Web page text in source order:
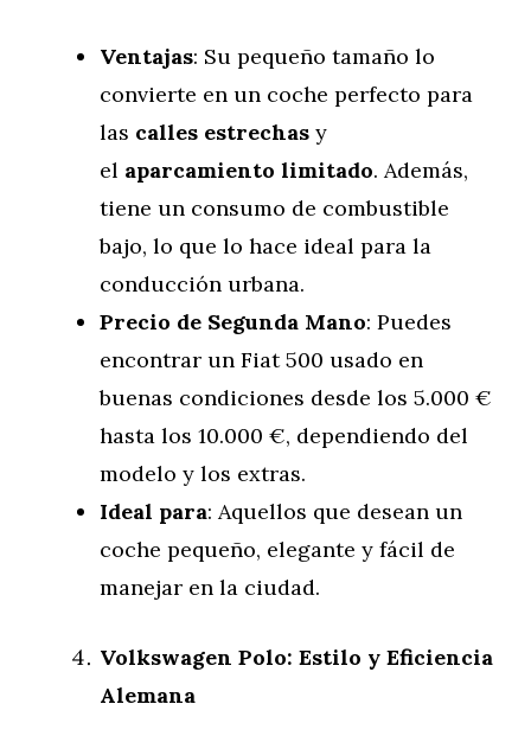
Ventajas: Su pequeño tamaño lo
convierte en un coche perfecto para
las calles estrechas y
el aparcamiento limitado. Además,
tiene un consumo de combustible
bajo, lo que lo hace ideal para la
conducción urbana.
Precio de Segunda Mano: Puedes
encontrar un Fiat 500 usado en
buenas condiciones desde los 5.000 €
hasta los 10.000 €, dependiendo del
modelo y los extras.
Ideal para: Aquellos que desean un
coche pequeño, elegante y fácil de
manejar en la ciudad.
Volkswagen Polo: Estilo y Eficiencia
Alemana